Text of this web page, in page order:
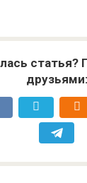
статья?
друзьями: